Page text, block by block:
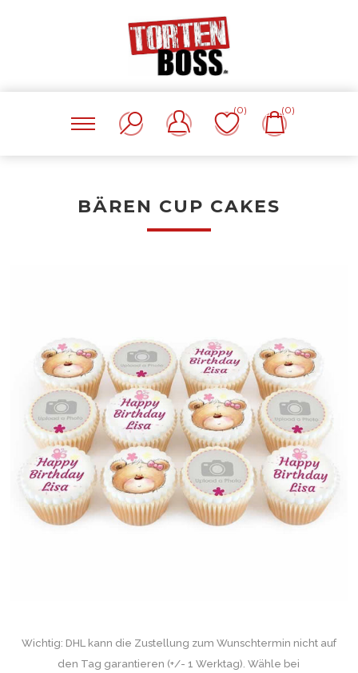
(0) (0)
BÄREN CUP CAKES
Wichtig: DHL kann die Zustellung zum Wunschtermin nicht auf
den Tag garantieren (+/- 1 Werktag). Wähle bei